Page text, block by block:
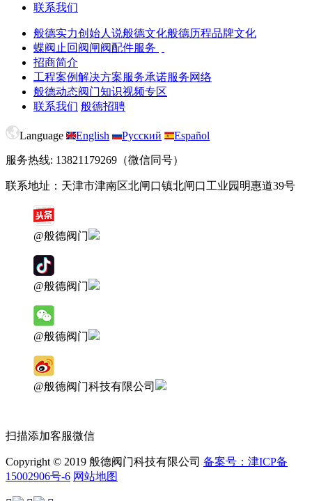
联系我们
般德实力创始人说般德文化般德历程品牌文化
蝶阀 止回阀闸阀配件服务
招商简介
工程案例解决方案服务承诺服务网络
般德动态阀门知识视频专区
联系我们 般德招聘
Language English Русский Español
服务热线: 13821179269（微信同号）
联系地址：天津市津南区北闸口镇北闸口工业园明惠道39号
@般德阀门
@般德阀门
@般德阀门
@般德阀门科技有限公司
扫描添加客服微信
Copyright © 2019 般德阀门科技有限公司 备案号：津ICP备
15002906号-6 网站地图